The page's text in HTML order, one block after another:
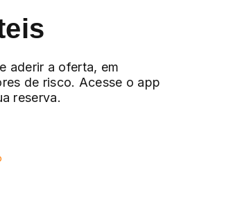
aderir a oferta, em
de risco. Acesse o app
reserva.